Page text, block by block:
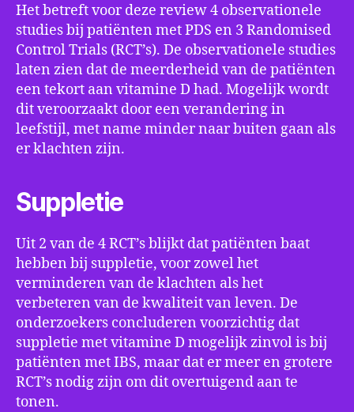
Het betreft voor deze review 4 observationele
studies bij patiënten met PDS en 3 Randomised
Control Trials (RCT’s). De observationele studies
laten zien dat de meerderheid van de patiënten
een tekort aan vitamine D had. Mogelijk wordt
dit veroorzaakt door een verandering in
leefstijl, met name minder naar buiten gaan als
er klachten zijn.
Suppletie
Uit 2 van de 4 RCT’s blijkt dat patiënten baat
hebben bij suppletie, voor zowel het
verminderen van de klachten als het
verbeteren van de kwaliteit van leven. De
onderzoekers concluderen voorzichtig dat
suppletie met vitamine D mogelijk zinvol is bij
patiënten met IBS, maar dat er meer en grotere
RCT’s nodig zijn om dit overtuigend aan te
tonen.